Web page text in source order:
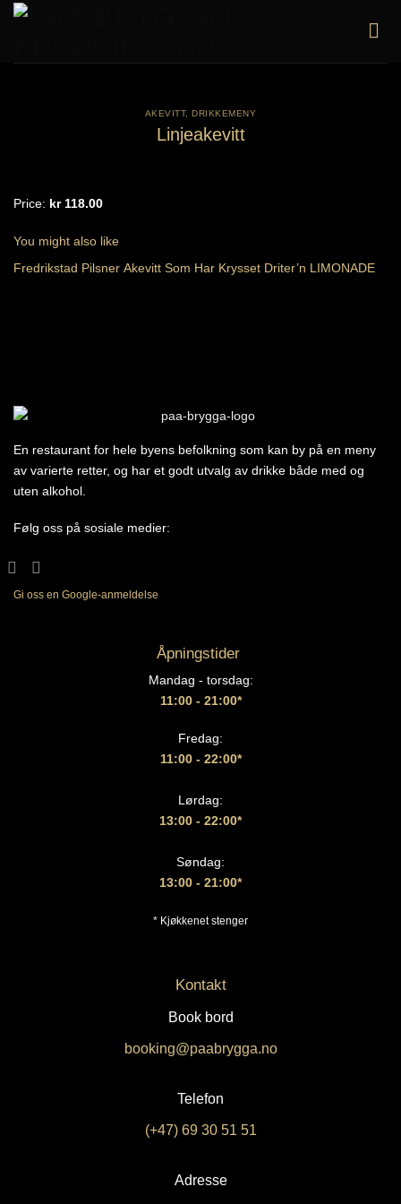
Skip
AKEVITT,DRIKKEMENY
Linjeakevitt
Price: kr 118.00
You might also like
Fredrikstad Pilsner Akevitt Som Har Krysset Driter’n LIMONADE
En restaurant for hele byens befolkning som kan by på en meny
av varierte retter, og har et godt utvalg av drikke både med og
uten alkohol.
Følg oss på sosiale medier:
Gi oss en Google-anmeldelse
Åpningstider
Mandag - torsdag:
11:00 - 21:00*
Fredag:
11:00 - 22:00*
Lørdag:
13:00 - 22:00*
Søndag:
13:00 - 21:00*
* Kjøkkenet stenger
Kontakt
Book bord
booking@paabrygga.no
Telefon
(+47) 69 30 51 51
Adresse